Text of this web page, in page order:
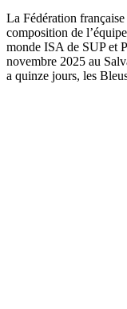
La Fédération
composition de
monde ISA de SUP et
novembre 2025 au
a quinze jours, les